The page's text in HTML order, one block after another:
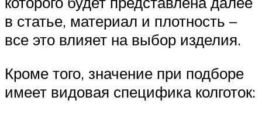
в статье, материал и плотность –
все это влияет на выбор изделия.
Кроме того, значение при подборе
имеет видовая специфика колготок: